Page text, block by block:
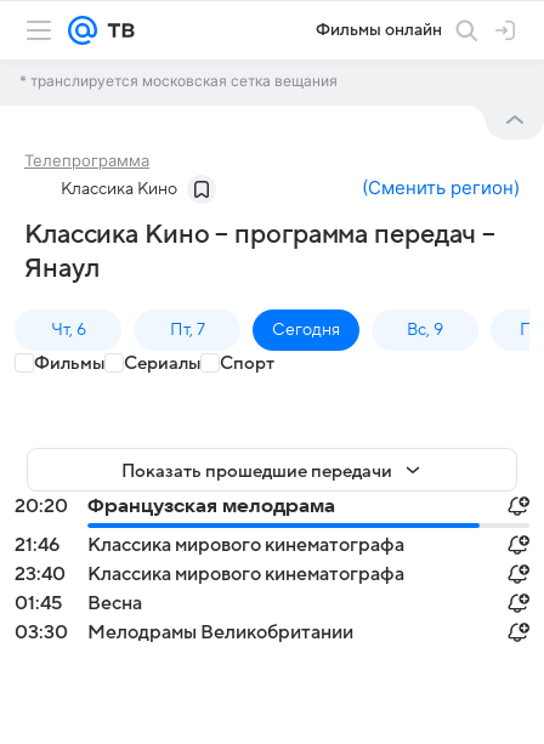
Фильмы онлайн
* транслируется московская сетка вещания
Телепрограмма
Классика Кино (Сменить регион)
Классика Кино – программа передач –
Янаул
Чт, 6 Пт, 7 Сегодня Вс, 9
Фильмы Сериалы Спорт
Показать прошедшие передачи
20:20
Французская мелодрама
21:46
Классика мирового кинематографа
23:40
Классика мирового кинематографа
01:45
Весна
03:30
Мелодрамы Великобритании